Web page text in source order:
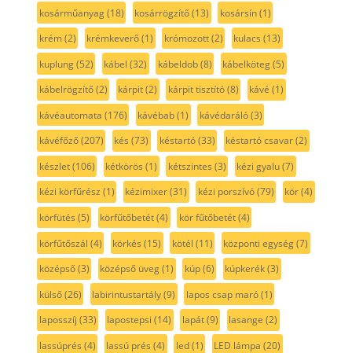
kosárműanyag(18) kosárrögzítő(13) kosársín(1)
krém(2) krémkeverő(1) krómozott(2) kulacs (13)
kuplung(52) kábel (32) kábeldob(8) kábelköteg(5)
kábelrögzítő(2) kárpit(2) kárpit tisztító(8) kávé (1)
kávéautomata (176) kávébab(1) kávédaráló(3)
kávéfőző(207) kés (73) késtartó(33) késtartó csavar(2)
készlet(106) kétkörös (1) kétszintes (3) kézi gyalu(7)
kézi körfűrész (1) kézimixer(31) kézi porszívó(79) kör(4)
körfütés (5) körfűtőbetét(4) kör fűtőbetét(4)
körfűtőszál (4) körkés (15) kötél (11) központi egység(7)
középső(3) középső üveg(1) kúp(6) kúpkerék(3)
külső(26) labirintustartály(9) lapos csap maró(1)
laposszíj (33) lapostepsi (14) lapát(9) lasange (2)
lassúprés (4) lassú prés (4) led(1) LED lámpa (20)